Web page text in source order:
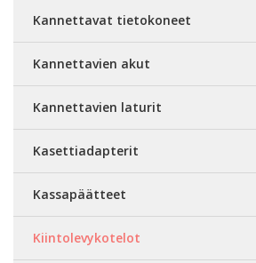
Kannettavat tietokoneet
Kannettavien akut
Kannettavien laturit
Kasettiadapterit
Kassapäätteet
Kiintolevykotelot